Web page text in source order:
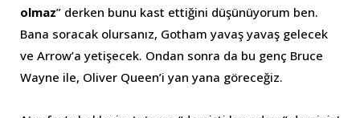
olmaz” derken bunu kast ettiğini düşünüyorum ben.
Bana soracak olursanız, Gotham yavaş yavaş gelecek
ve Arrow’a yetişecek. Ondan sonra da bu genç Bruce
Wayne ile, Oliver Queen’i yan yana göreceğiz.